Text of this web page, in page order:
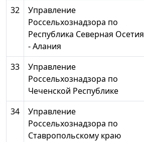
32
Управление
Россельхознадзора по
Республика Северная Осетия
- Алания
33
Управление
Россельхознадзора по
Чеченской Республике
34
Управление
Россельхознадзора по
Ставропольскому краю